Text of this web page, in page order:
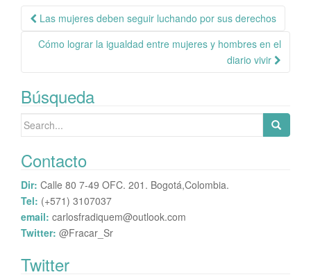
Navegación
de
Las mujeres deben seguir luchando por sus derechos
Cómo lograr la igualdad entre mujeres y hombres en el
diario vivir
Búsqueda
Search
Contacto
Dir: Calle 80 7-49 OFC. 201. Bogotá,Colombia.
Tel: (+571) 3107037
email: carlosfradiquem@outlook.com
Twitter: @Fracar_Sr
Twitter